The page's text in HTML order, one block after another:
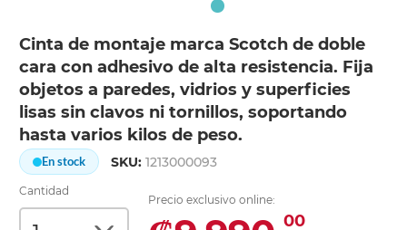
Cinta de montaje marca Scotch de doble
cara con adhesivo de alta resistencia. Fija
objetos a paredes, vidrios y superficies
lisas sin clavos ni tornillos, soportando
hasta varios kilos de peso.
En stock SKU:1213000093
Cantidad
Precio exclusivo online:
00